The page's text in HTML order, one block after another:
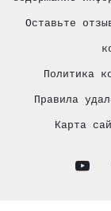
Оставьте
Политика
Правила
Карта